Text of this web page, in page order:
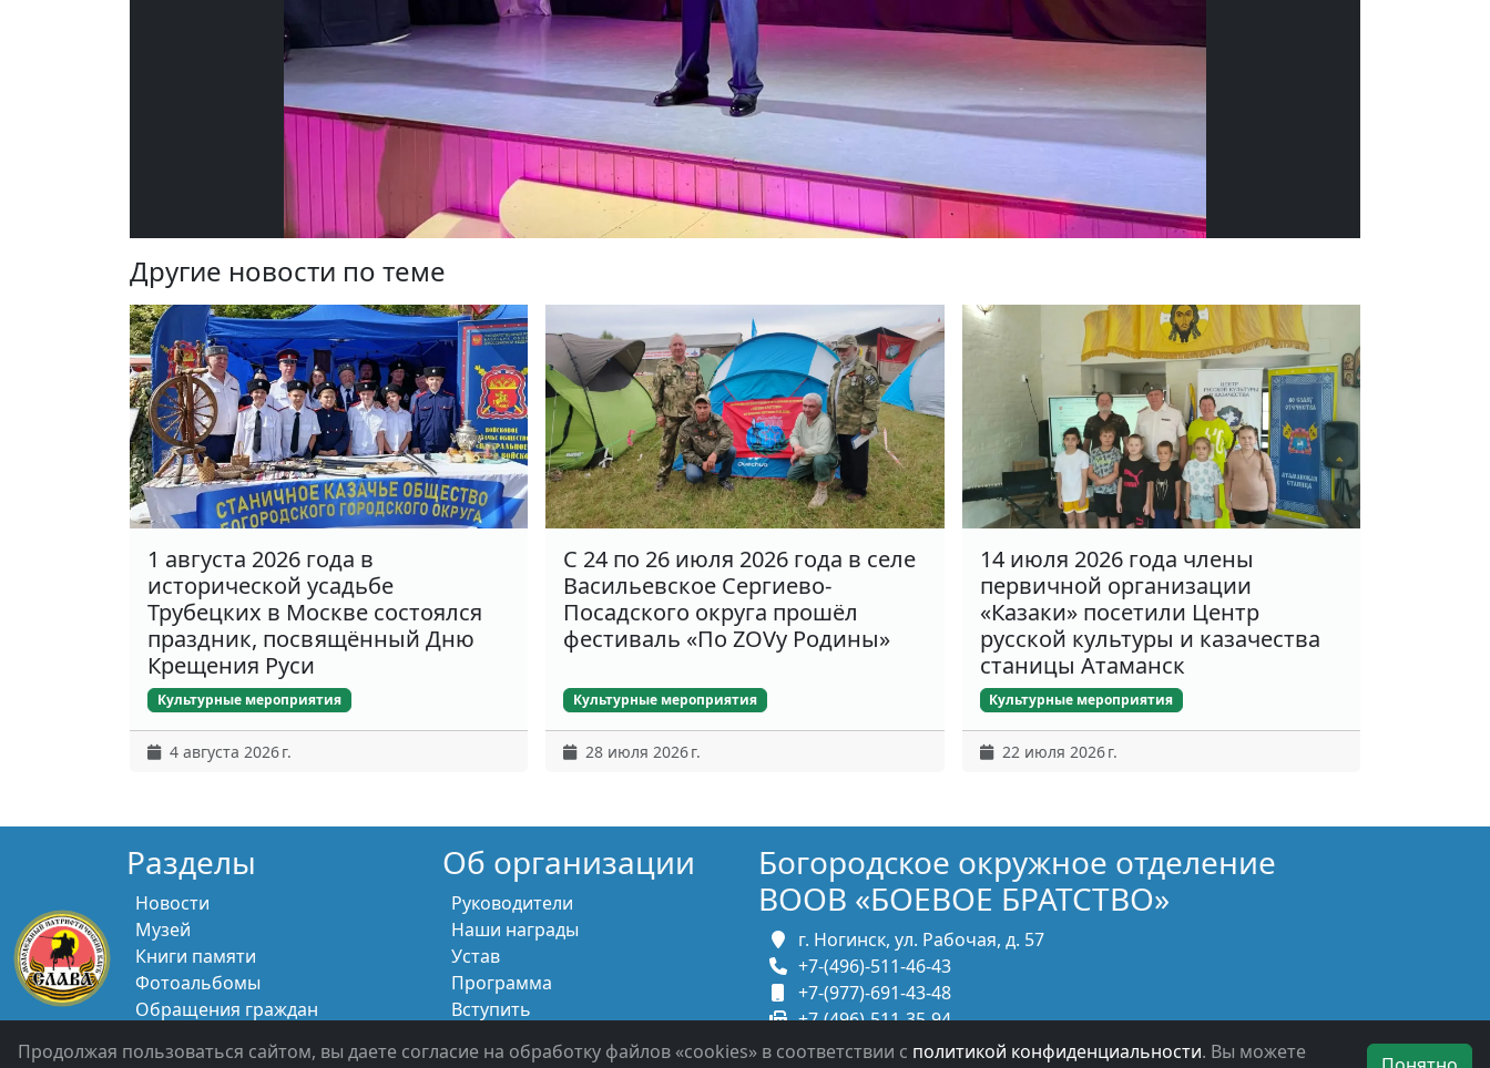
Другие новости по теме
1 августа 2026 года в
исторической усадьбе
Трубецких в Москве состоялся
праздник, посвящённый Дню
Крещения Руси
Культурные мероприятия
4 августа 2026 г.
С 24 по 26 июля 2026 года в селе
Васильевское Сергиево-
Посадского округа прошёл
фестиваль «По ZOVу Родины»
Культурные мероприятия
28 июля 2026 г.
14 июля 2026 года члены
первичной организации
«Казаки» посетили Центр
русской культуры и казачества
станицы Атаманск
Культурные мероприятия
22 июля 2026 г.
Разделы
Новости
Музей
Книги памяти
Фотоальбомы
Обращения граждан
семьям
Об организации
Руководители
Наши награды
Устав
Программа
Вступить
Богородское окружное отделение
ВООВ «БОЕВОЕ БРАТСТВО»
г. Ногинск, ул. Рабочая, д. 57
+7-(496)-511-46-43
+7-(977)-691-43-48
+7-(496)-511-35-94
bbnoginsk@mail.ru
Продолжая пользоваться сайтом, вы даете согласие на обработку файлов «cookies» в соответствии с политикой конфиденциальности. Вы можете